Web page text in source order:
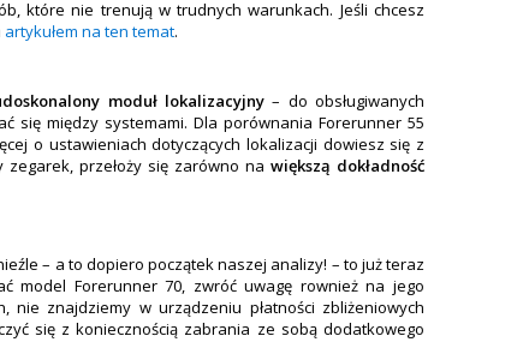
które nie trenują w trudnych warunkach. Jeśli chcesz
artykułem na ten temat.
moduł lokalizacyjny– do obsługiwanych
się między systemami. Dla porównania Forerunner 55
o ustawieniach dotyczących lokalizacji dowiesz się z
zegarek, przełoży się zarówno nawiększą dokładność
– a to dopiero początek naszej analizy! – to już teraz
model Forerunner 70, zwróć uwagę rownież na jego
nie znajdziemy w urządzeniu płatności zbliżeniowych
się z koniecznością zabrania ze sobą dodatkowego